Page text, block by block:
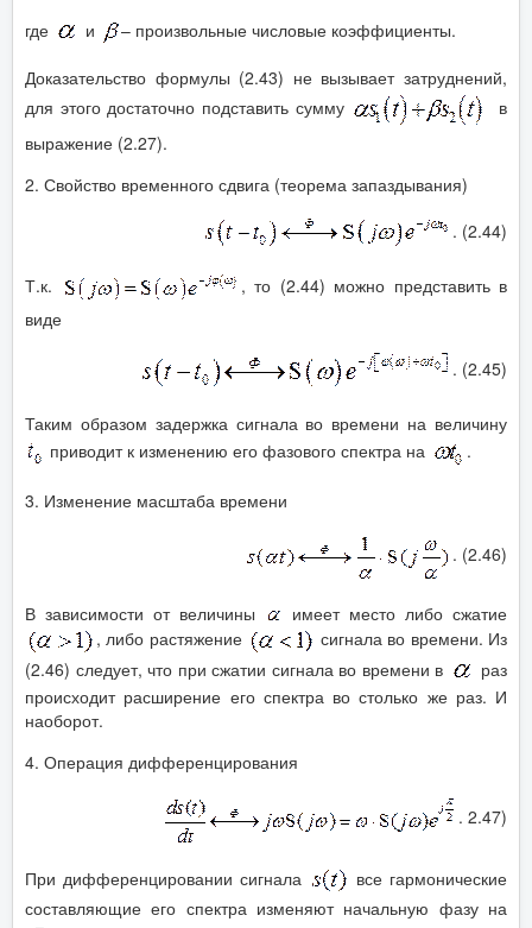
где и
– произвольные числовые коэффициенты.
Доказательство формулы (2.43) не вызывает затруднений,
для этого достаточно подставить сумму
в
выражение (2.27).
2. Свойство временного сдвига (теорема запаздывания)
. (2.44)
Т.к.
, то (2.44) можно представить в
виде
. (2.45)
Таким образом задержка сигнала во времени на величину
приводит к изменению его фазового спектра на
.
3. Изменение масштаба времени
. (2.46)
В зависимости от величины
имеет место либо сжатие
, либо растяжение
сигнала во времени. Из
(2.46) следует, что при сжатии сигнала во времени в
раз
происходит расширение его спектра во столько же раз. И
наоборот.
4. Операция дифференцирования
. 2.47)
При дифференцировании сигнала
все гармонические
составляющие его спектра изменяют начальную фазу на